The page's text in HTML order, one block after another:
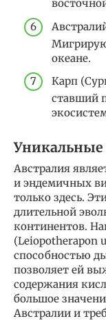
океане.
Карп
ставший
Австралия
и эндемичных
только здесь.
длительной
континентов.
(Leiopotherapon
способностью
позволяет ей
содержания
большое
Австралии и